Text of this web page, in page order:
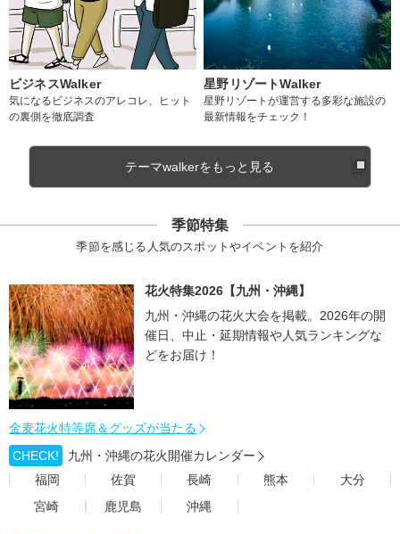
ビジネスWalker
気になるビジネスのアレコレ、ヒット
の裏側を徹底調査
星野リゾートWalker
星野リゾートが運営する多彩な施設の
最新情報をチェック！
テーマwalkerをもっと見る
季節特集
季節を感じる人気のスポットやイベントを紹介
花火特集2026【九州・沖縄】
九州・沖縄の花火大会を掲載。2026年の開
催日、中止・延期情報や人気ランキングな
どをお届け！
金麦花火特等席＆グッズが当たる
CHECK!
九州・沖縄の花火開催カレンダー
福岡
佐賀 長崎 熊本
大分
宮崎
鹿児島 沖縄